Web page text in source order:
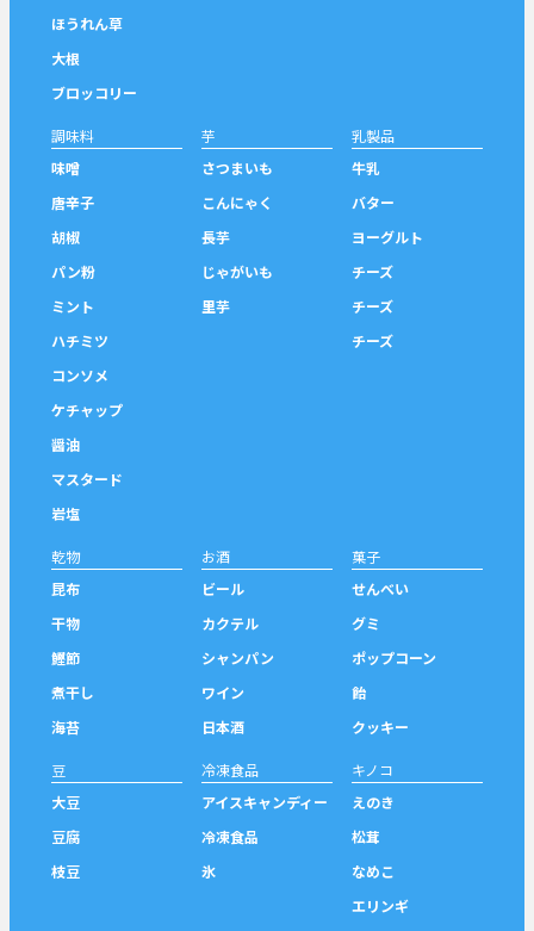
ほうれん草
大根
ブロッコリー
調味料
味噌
唐辛子
胡椒
パン粉
ミント
ハチミツ
コンソメ
ケチャップ
醤油
マスタード
岩塩
芋
さつまいも
こんにゃく
長芋
じゃがいも
里芋
乳製品
牛乳
バター
ヨーグルト
チーズ
チーズ
チーズ
乾物
昆布
干物
鰹節
煮干し
海苔
お酒
ビール
カクテル
シャンパン
ワイン
日本酒
菓子
せんべい
グミ
ポップコーン
飴
クッキー
豆
大豆
豆腐
枝豆
冷凍食品
アイスキャンディー
冷凍食品
氷
キノコ
えのき
松茸
なめこ
エリンギ